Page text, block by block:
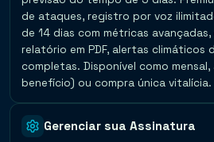
de ataques, registro por voz
de 14 dias com métricas
relatório em PDF, alertas climáticos
completas. Disponível como
benefício) ou compra única vitalícia.
Gerenciar sua Assinatura